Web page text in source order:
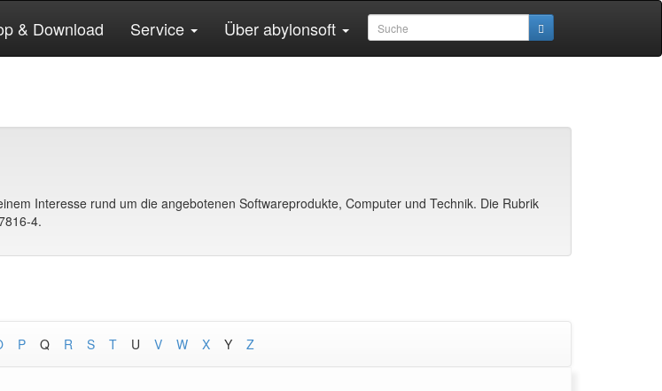
& Download Service Über abylonsoft
Interesse rund um die angebotenen Softwareprodukte, Computer und Technik. Die Rubrik
4.
P Q R S T U V W X Y Z